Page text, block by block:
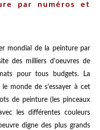
par numéros et
mondial de la peinture par
des milliers d'oeuvres de
pour tous budgets. La
monde de s'essayer à cet
de peinture (les pinceaux
les différentes couleurs
digne des plus grands